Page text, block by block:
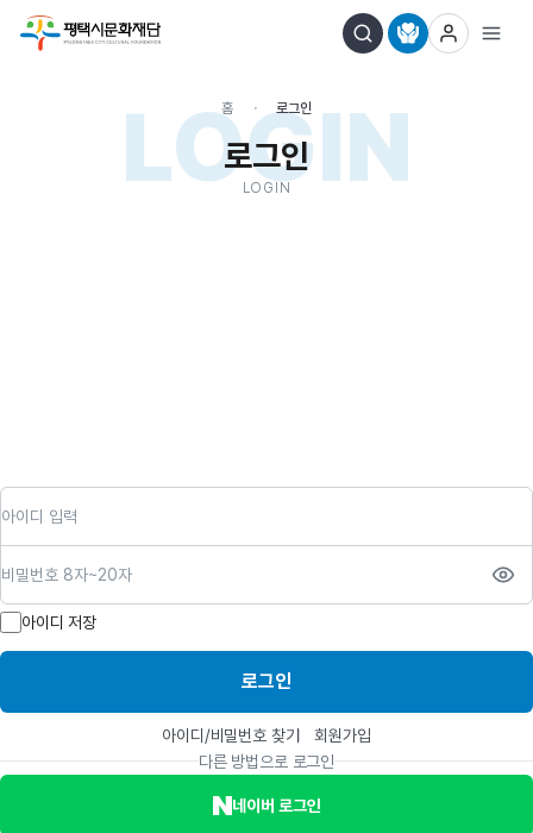
LOGIN
홈 로그인
로그인
LOGIN
아이디 저장
로그인
아이디/비밀번호 찾기
회원가입
다른 방법으로 로그인
네이버 로그인